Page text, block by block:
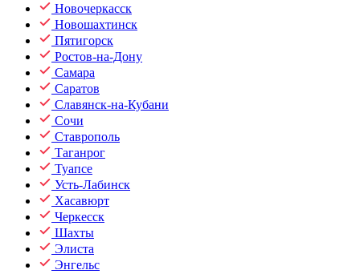
Новочеркасск
Новошахтинск
Пятигорск
Ростов-на-Дону
Самара
Саратов
Славянск-на-Кубани
Сочи
Ставрополь
Таганрог
Туапсе
Усть-Лабинск
Хасавюрт
Черкесск
Шахты
Элиста
Энгельс